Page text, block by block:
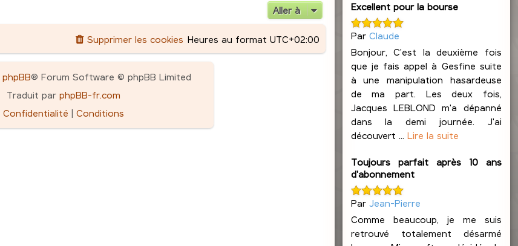
n
s
s
m
e
s
a
Aller à
Heures au format UTC+02:00
Supprimer les cookies
phpBB® Forum Software © phpBB Limited
Traduit par phpBB-fr.com
Confidentialité | Conditions
Excellent pour la bourse
Par Claude
Bonjour, C'est la deuxième fois
que je fais appel à Gesfine suite
à une manipulation hasardeuse
de ma part. Les deux fois,
Jacques LEBLOND m'a dépanné
dans la demi journée. J'ai
découvert ... Lire la suite
Toujours parfait après 10 ans
d'abonnement
Par Jean-Pierre
Comme beaucoup, je me suis
retrouvé totalement désarmé